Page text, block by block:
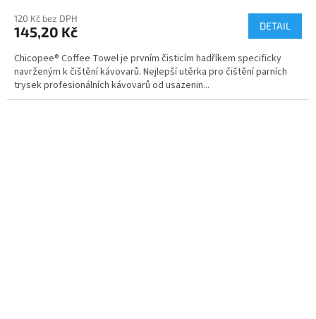
120 Kč bez DPH
145,20 Kč DETAIL
Chicopee® Coffee Towel je prvním čisticím hadříkem specificky
navrženým k čištění kávovarů. Nejlepší utěrka pro čištění parních
trysek profesionálních kávovarů od usazenin...